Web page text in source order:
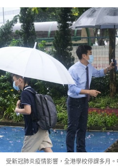
受新冠肺炎疫情影響，全港學校停課多月